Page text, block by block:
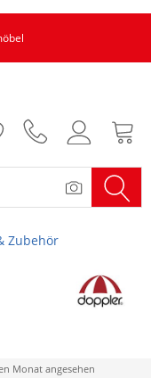
Zubehör
Monat angesehen